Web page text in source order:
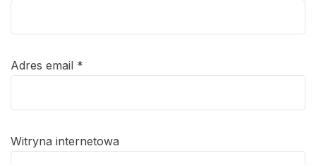
Adres email *
Witryna internetowa